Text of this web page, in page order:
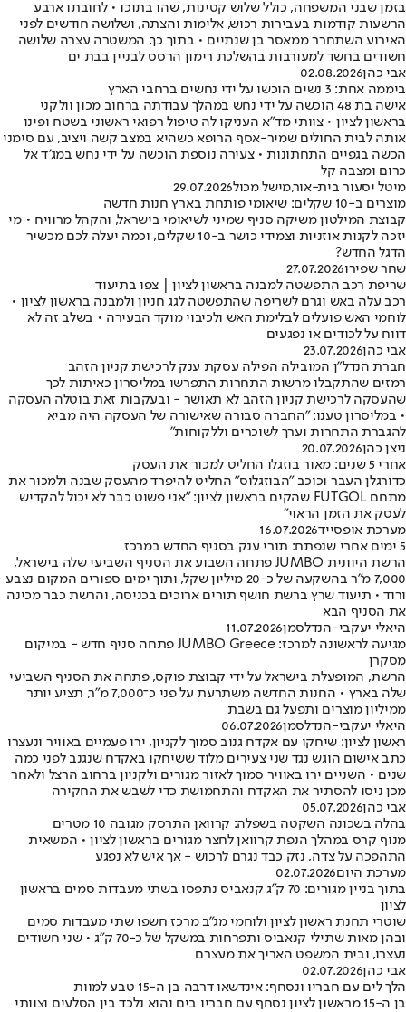
בזמן שבני המשפחה, כולל שלוש קטינות, שהו בתוכו • לחובתו ארבע
הרשעות קודמות בעבירות רכוש, אלימות והצתה, ושלושה חודשים לפני
האירוע השתחרר ממאסר בן שנתיים • בתוך כך, המשטרה עצרה שלושה
חשודים בחשד למעורבות בהשלכת רימון הרסס לבניין בבת ים
אבי כהן02.08.2026
ביממה אחת: 3 נשים הוכשו על ידי נחשים ברחבי הארץ
אישה בת 48 הוכשה על ידי נחש במהלך עבודתה ברחוב מכון וולקני
בראשון לציון • צוותי מד"א העניקו לה טיפול רפואי ראשוני בשטח ופינו
אותה לבית החולים שמיר-אסף הרופא כשהיא במצב קשה ויציב, עם סימני
הכשה בגפיים התחתונות • צעירה נוספת הוכשה על ידי נחש במג'ד אל
כרום ומצבה קל
מיטל יסעור בית-אור,מישל מכול29.07.2026
מוצרים ב-10 שקלים: שיאומי פותחת בארץ חנות חדשה
קבוצת המילטון משיקה סניף שמיני לשיאומי בישראל, והקהל מרוויח • מי
יזכה לקנות אוזניות וצמידי כושר ב-10 שקלים, וכמה יעלה לכם מכשיר
הדגל החדש?
שחר שפירו27.07.2026
שריפת רכב התפשטה למבנה בראשון לציון | צפו בתיעוד
רכב עלה באש וגרם לשריפה שהתפשטה לגג חניון ולמבנה בראשון לציון •
לוחמי האש פועלים לבלימת האש ולכיבוי מוקד הבעירה • בשלב זה לא
דווח על לכודים או נפגעים
אבי כהן23.07.2026
חברת הנדל"ן המובילה הפילה עסקת ענק לרכישת קניון הזהב
רמזים שהתקבלו מרשות התחרות התפרשו במליסרון כאיתות לכך
שהעסקה לרכישת קניון הזהב לא תאושר - ובעקבות זאת בוטלה העסקה
• במליסרון טענו: "החברה סבורה שאישורה של העסקה היה מביא
להגברת התחרות וערך לשוכרים וללקוחות"
ניצן כהן20.07.2026
אחרי 5 שנים: מאור בוזגלו החליט למכור את העסק
כדורגלן העבר וכוכב "הבוזגלוס" החליט להיפרד מהעסק שבנה ולמכור את
מתחם FUTGOL שהקים בראשון לציון: "אני פשוט כבר לא יכול להקדיש
לעסק את הזמן הראוי"
מערכת אופסייד16.07.2026
5 ימים אחרי שנפתח: תורי ענק בסניף החדש במרכז
הרשת היוונית JUMBO פתחה השבוע את הסניף השביעי שלה בישראל,
7,000 מ"ר בהשקעה של כ-20 מיליון שקל, ותוך ימים ספורים המקום נצבע
ורוד • תיעוד שרץ ברשת חושף תורים ארוכים בכניסה, והרשת כבר מכינה
את הסניף הבא
היאלי יעקבי-הנדלסמן11.07.2026
מגיעה לראשונה למרכז: JUMBO Greece פתחה סניף חדש - במיקום
מסקרן
הרשת, המופעלת בישראל על ידי קבוצת פוקס, פתחה את הסניף השביעי
שלה בארץ • החנות החדשה משתרעת על פני כ־7,000 מ"ר, תציע יותר
ממיליון מוצרים ותפעל גם בשבת
היאלי יעקבי-הנדלסמן06.07.2026
ראשון לציון: שיחקו עם אקדח גנוב סמוך לקניון, ירו פעמיים באוויר ונעצרו
כתב אישום הוגש נגד שני צעירים מלוד ששיחקו באקדח שנגנב לפני כמה
שנים • השניים ירו באוויר סמוך לאזור מגורים ולקניון ברחוב הרצל ולאחר
מכן ניסו להסתיר את האקדח והתחמושת כדי לשבש את החקירה
אבי כהן05.07.2026
בהלה בשכונה השקטה בשפלה: קרוואן התרסק מגובה 10 מטרים
מנוף קרס במהלך הנפת קרוואן לחצר מגורים בראשון לציון • המשאית
התהפכה על צדה, נזק כבד נגרם לרכוש - אך איש לא נפגע
מערכת היום02.07.2026
בתוך בניין מגורים: 70 ק"ג קנאביס נתפסו בשתי מעבדות סמים בראשון
לציון
שוטרי תחנת ראשון לציון ולוחמי מג"ב מרכז חשפו שתי מעבדות סמים
ובהן מאות שתילי קנאביס ותפרחות במשקל של כ-70 ק"ג • שני חשודים
נעצרו, ובית המשפט האריך את מעצרם
אבי כהן02.07.2026
הלך לים עם חבריו ונסחף: אינדשאו דרבה בן ה-15 טבע למוות
בן ה-15 מראשון לציון נסחף עם חבריו בים והוא נלכד בין הסלעים וצוותי